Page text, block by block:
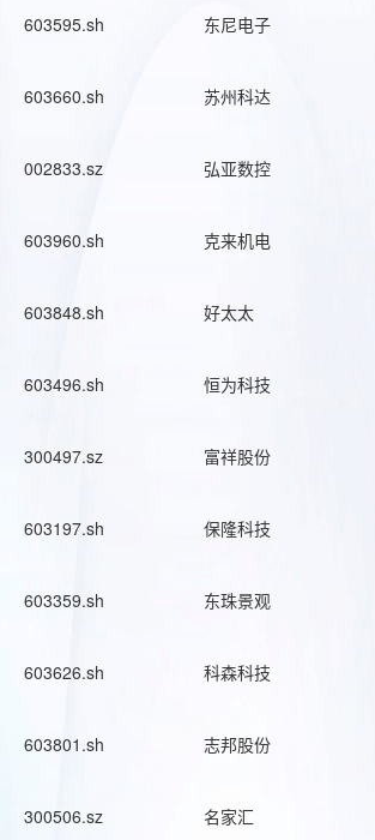
603595.sh 东尼电子
603660.sh 苏州科达
002833.sz 弘亚数控
603960.sh 克来机电
603848.sh 好太太
603496.sh 恒为科技
300497.sz 富祥股份
603197.sh 保隆科技
603359.sh 东珠景观
603626.sh 科森科技
603801.sh 志邦股份
300506.sz 名家汇